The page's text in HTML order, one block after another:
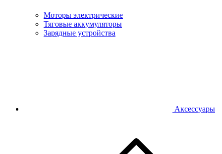
Моторы электрические
Тяговые аккумуляторы
Зарядные устройства
Аксессуары